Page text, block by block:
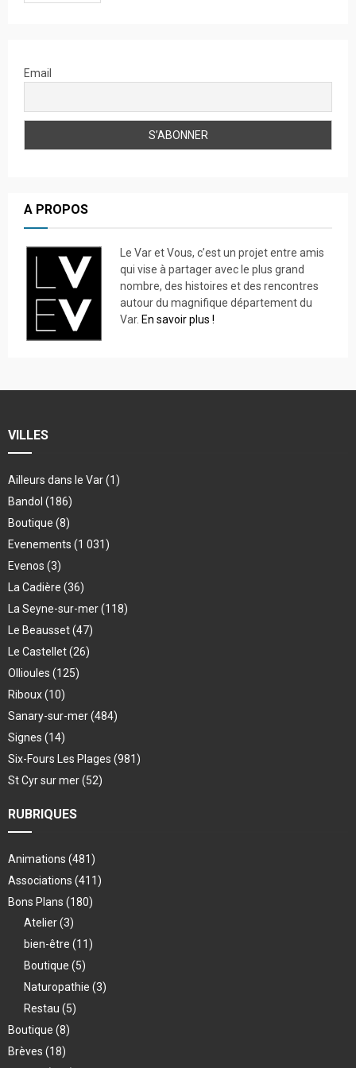
Email
A PROPOS
Le Var et Vous, c’est un projet entre amis
qui vise à partager avec le plus grand
nombre, des histoires et des rencontres
autour du magnifique département du
Var. En savoir plus !
VILLES
Ailleurs dans le Var(1)
Bandol (186)
Boutique (8)
Evenements (1 031)
Evenos (3)
La Cadière (36)
La Seyne-sur-mer(118)
Le Beausset(47)
Le Castellet(26)
Ollioules (125)
Riboux(10)
Sanary-sur-mer(484)
Signes (14)
Six-Fours Les Plages (981)
St Cyr sur mer(52)
RUBRIQUES
Animations (481)
Associations (411)
Bons Plans (180)
Atelier(3)
bien-être (11)
Boutique (5)
Naturopathie (3)
Restau (5)
Boutique (8)
Brèves (18)